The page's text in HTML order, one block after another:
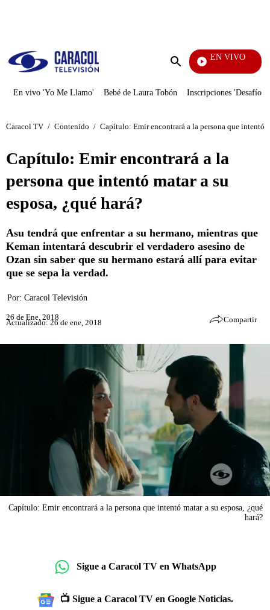
Enviar
EN VIVO
Vecinos
En vivo 'Yo Me Llamo' Bebé de Laura Tobón Inscripciones 'Desafío'
Caracol TV / Contenido / Capítulo: Emir encontrará a la persona que intentó
Capítulo: Emir encontrará a la
persona que intentó matar a su
esposa, ¿qué hará?
Asu tendrá que enfrentar a su hermano, mientras que
Keman intentará descubrir el verdadero asesino de
Ozan sin saber que su hermano estará allí para evitar
que se sepa la verdad.
Por: Caracol Televisión
26 de Ene, 2018
Actualizado: 26 de ene, 2018 Compartir
Capítulo: Emir encontrará a la persona que intentó matar a su esposa, ¿qué
hará?
Sigue a Caracol TV en WhatsApp
📺 Sigue a Caracol TV en Google Noticias.